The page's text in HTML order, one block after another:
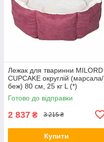
Лежак для тваринни MILORD
CUPCAKE округлій (марсала/
беж) 80 см, 25 кг L (*)
Готово до відправки
2 837 ₴ 3 215 ₴
Купити